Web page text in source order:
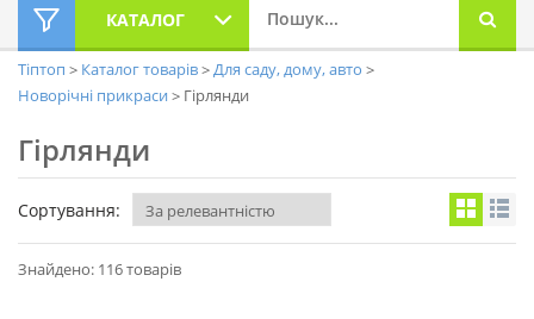
КАТАЛОГ
Тіптоп Каталог товарів
Для саду, дому, авто
Новорічні прикраси
Гірлянди
Гірлянди
Сортування:
Знайдено: 116 товарів